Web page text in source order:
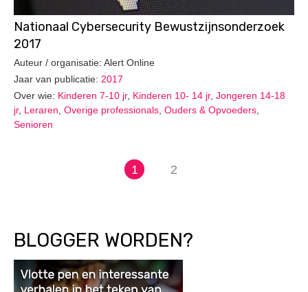
Nationaal Cybersecurity Bewustzijnsonderzoek
2017
Auteur / organisatie: Alert Online
Jaar van publicatie: 2017
Over wie: Kinderen 7-10 jr, Kinderen 10- 14 jr, Jongeren 14-18
jr, Leraren Overige professionals Ouders & Opvoeders
Senioren
1 2
BLOGGER WORDEN?